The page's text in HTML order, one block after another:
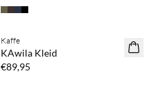
NEUHEITEN
Kaufe mind. 2 & spare 20 %
Kaffe
KAwila Kleid
€89,95